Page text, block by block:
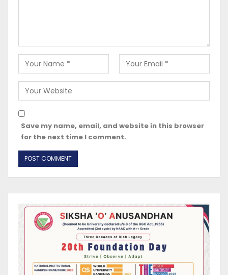
Save my name, email, and website in this browser
for the next time I comment.